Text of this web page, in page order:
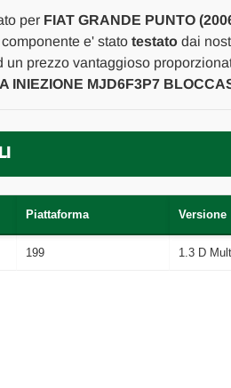
per FIAT GRANDE PUNTO
e' stato testatodai
prezzo vantaggioso
INIEZIONE MJD6F3P7
Piattaforma Versione
199 1.3 D